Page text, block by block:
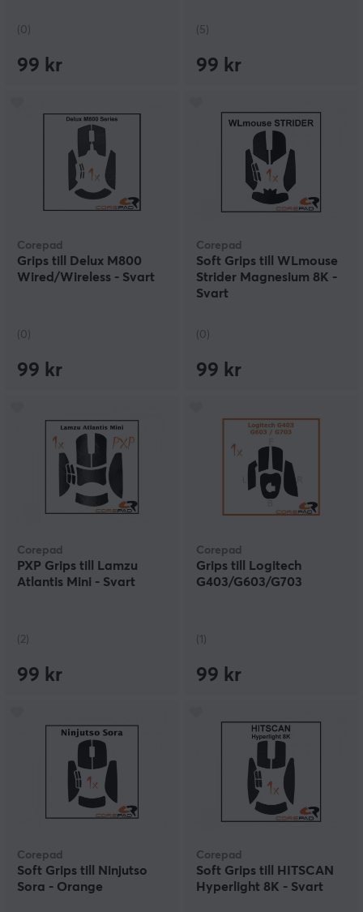
(0)
99 kr
(5)
99 kr
Corepad
Grips till Delux M800
Wired/Wireless - Svart
(0)
99 kr
Corepad
Soft Grips till WLmouse
Strider Magnesium 8K -
Svart
(0)
99 kr
Corepad
PXP Grips till Lamzu
Atlantis Mini - Svart
(2)
99 kr
Corepad
Grips till Logitech
G403/G603/G703
(1)
99 kr
Corepad
Soft Grips till Ninjutso
Sora - Orange
Corepad
Soft Grips till HITSCAN
Hyperlight 8K - Svart